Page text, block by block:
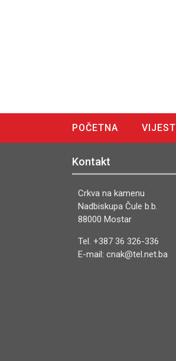
POČETNA VIJESTI
Kontakt
Crkva na kamenu
Nadbiskupa Čule b.b.
88000 Mostar
Tel. +387 36 326-336
E-mail: cnak@tel.net.ba